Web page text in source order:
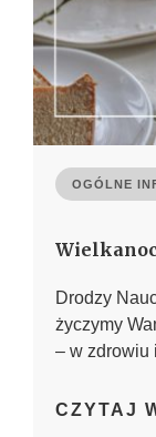
OGÓLNE
Drodzy
życzymy
– w zdrowiu
CZYTAJ